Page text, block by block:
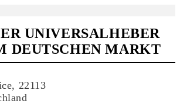
UNIVERSALHEBER
DEUTSCHEN MARKT
22113